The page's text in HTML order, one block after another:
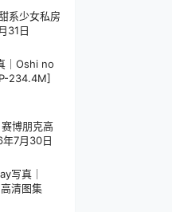
系少女私房
31日
｜Oshi no
234.4M]
博朋克高
7月30日
写真｜
清图集